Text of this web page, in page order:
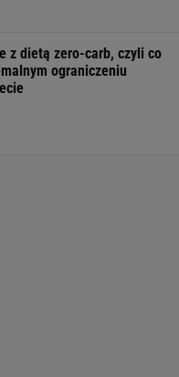
z dietą zero-carb, czyli co
ograniczeniu